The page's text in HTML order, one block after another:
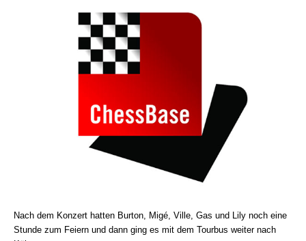
Nach dem Konzert hatten Burton, Migé, Ville, Gas und Lily noch eine
Stunde zum Feiern und dann ging es mit dem Tourbus weiter nach